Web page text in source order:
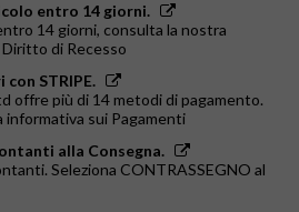
entro 14 giorni.
14 giorni, consulta la nostra
Diritto di Recesso
con STRIPE.
offre più di 14 metodi di pagamento.
informativa sui Pagamenti
alla Consegna.
Seleziona CONTRASSEGNO al